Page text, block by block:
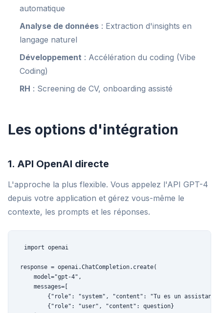
automatique
Analyse de données : Extraction d'insights en
langage naturel
Développement : Accélération du coding (Vibe
Coding)
RH : Screening de CV, onboarding assisté
Les options d'intégration
1. API OpenAI directe
L'approche la plus flexible. Vous appelez l'API GPT-4
depuis votre application et gérez vous-même le
contexte, les prompts et les réponses.
import openai
response = openai.ChatCompletion.create(
    model="gpt-4",
    messages=[
{"role": "system", "content": "Tu es un
        {"role": "user", "content": question}